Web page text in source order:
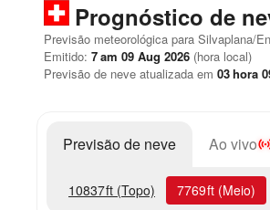
Prognóstico de
Previsão meteorológica para Silvaplana/
Emitido: 7 am 09 Aug 2026 (hora local)
Previsão de neve atualizada em 03hora
Previsão de neve Ao vivo
10837ft (Topo) 7769ft (Meio)